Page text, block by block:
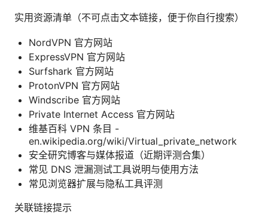
实用资源清单（不可点击文本链接，便于你自行搜索）
NordVPN 官方网站
ExpressVPN 官方网站
Surfshark 官方网站
ProtonVPN 官方网站
Windscribe 官方网站
Private Internet Access 官方网站
维基百科 VPN 条目 -
en.wikipedia.org/wiki/Virtual_private_network
安全研究博客与媒体报道（近期评测合集）
常见 DNS 泄漏测试工具说明与使用方法
常见浏览器扩展与隐私工具评测
关联链接提示